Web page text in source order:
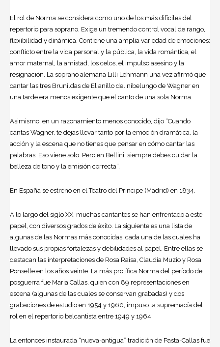
El rol de Norma se considera como uno de los más difíciles del
repertorio para soprano. Exige un tremendo control vocal de rango,
flexibilidad y dinámica. Contiene una amplia variedad de emociones:
conflicto entre la vida personal y la pública, la vida romántica, el
amor maternal, la amistad, los celos, el impulso asesino y la
resignación. La soprano alemana Lilli Lehmann una vez afirmó que
cantar las tres Brunildas de El anillo del nibelungo de Wagner en
una tarde era menos exigente que el canto de una sola Norma.
Asimismo, en un razonamiento menos conocido, dijo “Cuando
cantas Wagner, te dejas llevar tanto por la emoción dramática, la
acción y la escena que no tienes que pensar en cómo cantar las
palabras. Eso viene solo. Pero en Bellini, siempre debes cuidar la
belleza de tono y la emisión correcta”.
En España se estrenó en el Teatro del Príncipe (Madrid) en 1834.
A lo largo del siglo XX, muchas cantantes se han enfrentado a este
papel, con diversos grados de éxito. La siguiente es una lista de
algunas de las Normas más conocidas, cada una de las cuales ha
llevado sus propias fortalezas y debilidades al papel. Entre ellas se
destacan las interpretaciones de Rosa Raisa, Claudia Muzio y Rosa
Ponselle en los años veinte. La más prolífica Norma del período de
posguerra fue Maria Callas, quien con 89 representaciones en
escena (algunas de las cuales se conservan grabadas) y dos
grabaciones de estudio en 1954 y 1960, impuso la supremacía del
rol en el repertorio belcantista entre 1949 y 1964.
La entonces instaurada “nueva-antigua” tradición de Pasta-Callas fue